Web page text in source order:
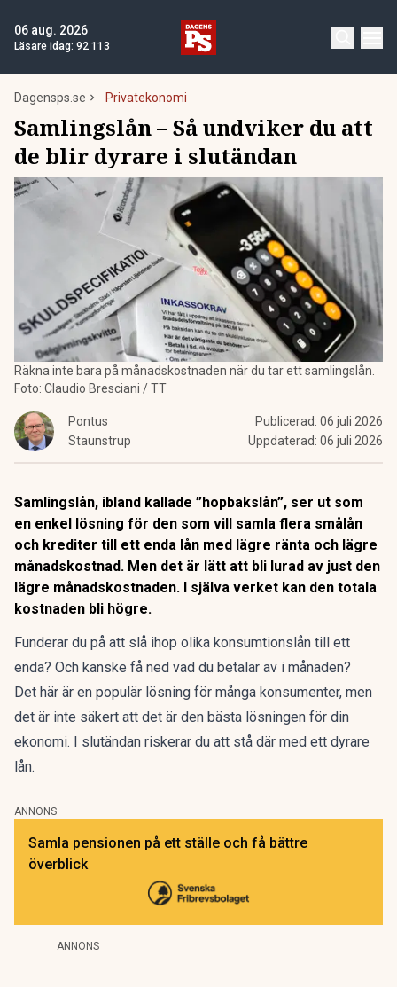
06 aug. 2026
Läsare idag: 92 113
Dagensps.se Privatekonomi
Samlingslån – Så undviker du att
de blir dyrare i slutändan
Räkna inte bara på månadskostnaden när du tar ett samlingslån.
Foto: Claudio Bresciani / TT
Pontus
Staunstrup
Publicerad: 06 juli 2026
Uppdaterad: 06 juli 2026
Samlingslån, ibland kallade ”hopbakslån”, ser ut som
en enkel lösning för den som vill samla flera smålån
och krediter till ett enda lån med lägre ränta och lägre
månadskostnad. Men det är lätt att bli lurad av just den
lägre månadskostnaden. I själva verket kan den totala
kostnaden bli högre.
Funderar du på att slå ihop olika konsumtionslån till ett
enda? Och kanske få ned vad du betalar av i månaden?
Det här är en populär lösning för många konsumenter, men
det är inte säkert att det är den bästa lösningen för din
ekonomi. I slutändan riskerar du att stå där med ett dyrare
lån.
ANNONS
Samla pensionen på ett ställe och få bättre
överblick
ANNONS